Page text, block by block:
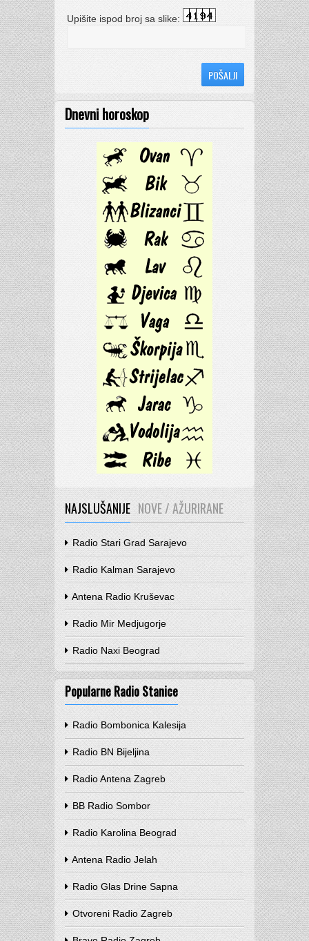
Upišite ispod broj sa slike:
Dnevni horoskop
NAJSLUŠANIJE NOVE / AŽURIRANE
Radio Stari Grad Sarajevo
Radio Kalman Sarajevo
Antena Radio Kruševac
Radio Mir Medjugorje
Radio Naxi Beograd
Popularne Radio Stanice
Radio Bombonica Kalesija
Radio BN Bijeljina
Radio Antena Zagreb
BB Radio Sombor
Radio Karolina Beograd
Antena Radio Jelah
Radio Glas Drine Sapna
Otvoreni Radio Zagreb